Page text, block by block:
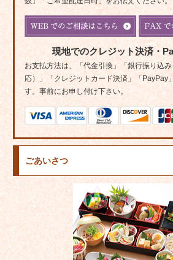
現地でのクレジット決済・
お支払方法は、「代金引換」「銀行振り込
応）」「クレジットカード決済」「PayPay
す。事前にお申し付け下さい。
ごあいさつ